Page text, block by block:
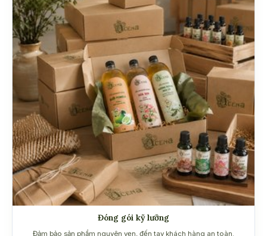
Đóng gói kỹ lưỡng
Đảm bảo sản phẩm nguyên vẹn, đến tay khách hàng an toàn.